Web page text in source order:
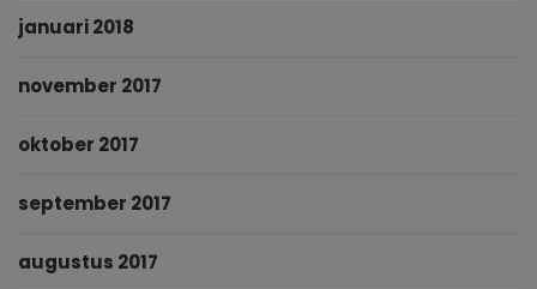
januari 2018
november 2017
oktober 2017
september 2017
augustus 2017